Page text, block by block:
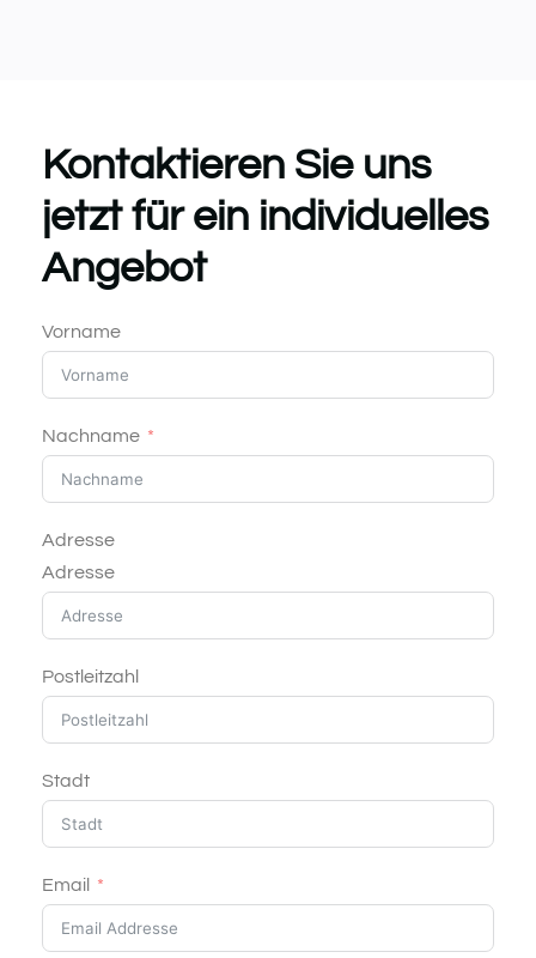
Kontaktieren Sie uns
jetzt für ein individuelles
Angebot
Vorname
Nachname
Adresse
Adresse
Postleitzahl
Stadt
Email